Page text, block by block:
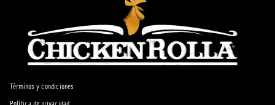
Términos y condiciones